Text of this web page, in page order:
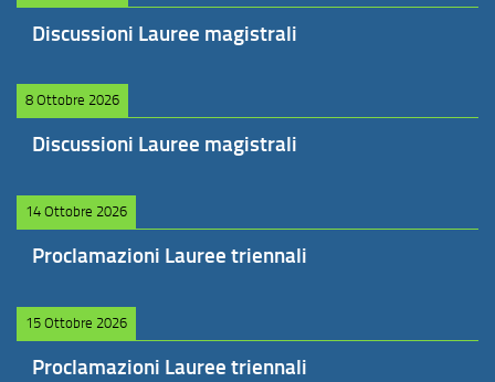
Discussioni Lauree magistrali
8 Ottobre 2026
Discussioni Lauree magistrali
14 Ottobre 2026
Proclamazioni Lauree triennali
15 Ottobre 2026
Proclamazioni Lauree triennali